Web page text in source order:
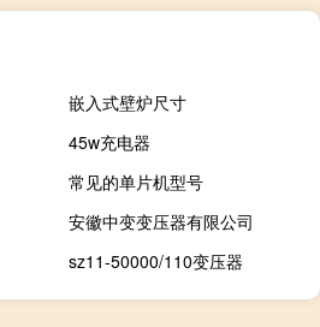
嵌入式壁炉尺寸
45w充电器
常见的单片机型号
安徽中变变压器有限公司
sz11-50000/110变压器